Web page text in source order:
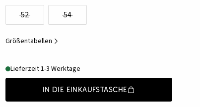
52 54
Größentabellen
Lieferzeit 1-3 Werktage
In die Einkaufstasche